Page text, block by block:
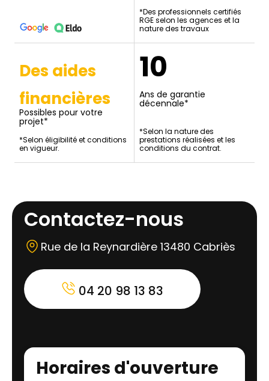
*Des professionnels certifiés
RGE selon les agences et la
nature des travaux
Des aides
financières
Possibles pour votre
projet*
*Selon éligibilité et conditions
en vigueur.
10
Ans de garantie
décennale*
*Selon la nature des
prestations réalisées et les
conditions du contrat.
Contactez-nous
Rue de la Reynardière 13480 Cabriès
04 20 98 13 83
Horaires d'ouverture